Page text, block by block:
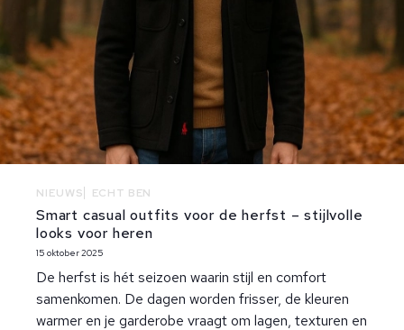
NIEUWS ECHT BEN
Smart casual outfits voor de herfst – stijlvolle
looks voor heren
15 oktober 2025
De herfst is hét seizoen waarin stijl en comfort
samenkomen. De dagen worden frisser, de kleuren
warmer en je garderobe vraagt om lagen, texturen en